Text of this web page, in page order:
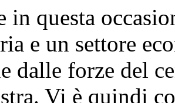
in questa
e un settore
dalle forze del
Vi è quindi